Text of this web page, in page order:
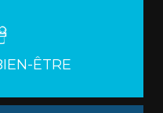
ÊTRE